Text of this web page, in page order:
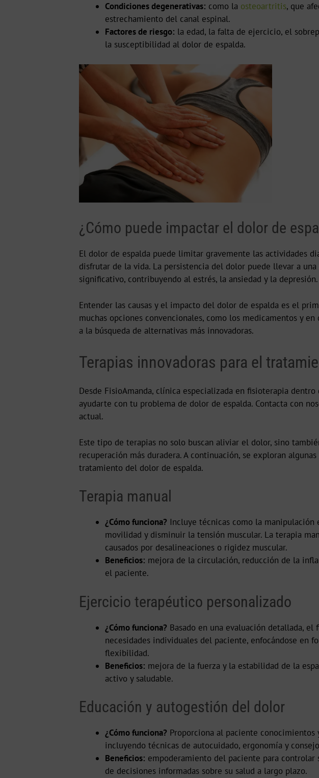
Condiciones degenerativas: como la osteoartritis, que
estrechamiento del canal espinal.
Factores de riesgo: la edad, la falta de ejercicio, el
la susceptibilidad al dolor de espalda.
¿Cómo puede impactar el dolor de
El dolor de espalda puede limitar gravemente las actividades
disfrutar de la vida. La persistencia del dolor puede llevar a
significativo, contribuyendo al estrés, la ansiedad y la depresión.
Entender las causas y el impacto del dolor de espalda es el
muchas opciones convencionales, como los medicamentos y
a la búsqueda de alternativas más innovadoras.
Terapias innovadoras para el
Desde FisioAmanda, clínica especializada en fisioterapia
ayudarte con tu problema de dolor de espalda. Contacta con
actual.
Este tipo de terapias no solo buscan aliviar el dolor, sino
recuperación más duradera. A continuación, se exploran
tratamiento del dolor de espalda.
Terapia manual
¿Cómo funciona? Incluye técnicas como la
movilidad y disminuir la tensión muscular. La terapia
causados por desalineaciones o rigidez muscular.
Beneficios: mejora de la circulación, reducción de la
el paciente.
Ejercicio terapéutico personalizado
¿Cómo funciona? Basado en una evaluación detallada,
necesidades individuales del paciente, enfocándose en
flexibilidad.
Beneficios: mejora de la fuerza y la estabilidad de la
activo y saludable.
Educación y autogestión del dolor
¿Cómo funciona? Proporciona al paciente
incluyendo técnicas de autocuidado, ergonomía y
Beneficios: empoderamiento del paciente para
de decisiones informadas sobre su salud a largo plazo.